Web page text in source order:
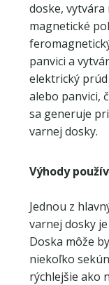
doske,
magnetické
panvici a
elektrický
alebo panvici,
sa generuje
varnej dosky.
Výhody
Jednou z
varnej dosky
Doska môže
niekoľko
rýchlejšie ako